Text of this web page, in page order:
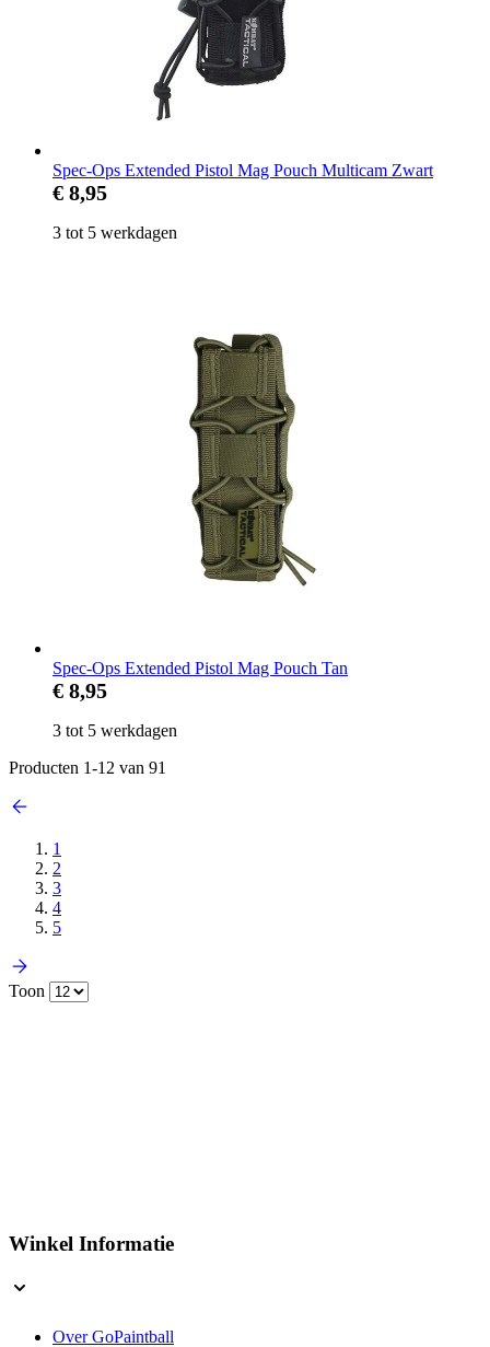
Spec-Ops Extended Pistol Mag Pouch Multicam Zwart
€ 8,95
3 tot 5 werkdagen
Spec-Ops Extended Pistol Mag Pouch Tan
€ 8,95
3 tot 5 werkdagen
Producten 1-12 van 91
1
2
3
4
5
Toon
Winkel Informatie
Over GoPaintball